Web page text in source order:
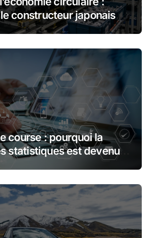
constructeur japonais
et optimise les
course : pourquoi la
statistiques est devenue
en sport automobile